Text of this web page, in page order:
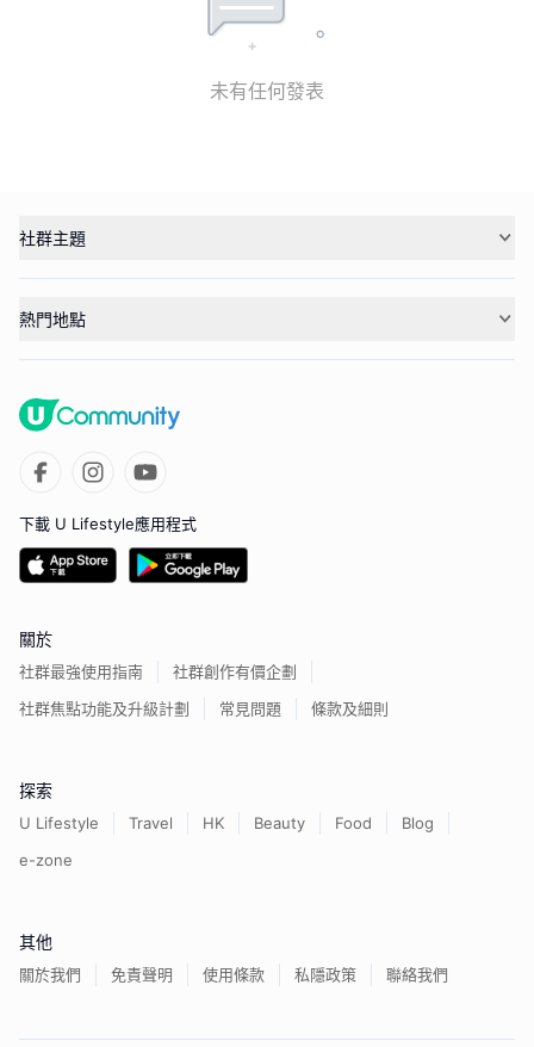
未有任何發表
社群主題
熱門地點
下載 U Lifestyle應用程式
關於
社群最強使用指南
社群創作有價企劃
社群焦點功能及升級計劃
常見問題 條款及細則
探索
U Lifestyle Travel HK Beauty Food
Blog
e-zone
其他
關於我們 免責聲明 使用條款 私隱政策 聯絡我們